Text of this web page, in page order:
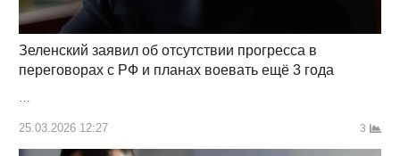
Зеленский заявил об отсутствии прогресса в
переговорах с РФ и планах воевать ещё 3 года
…
25.03.2026 12:27 3